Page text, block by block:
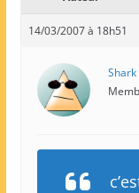
14/03/2007 à 18h51
Shark